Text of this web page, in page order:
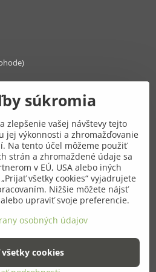
aj na sieťach
kategórie
Copyright
ochrany osobných údajov
súkromia
zlepšenie vašej návštevy tejto
jej výkonnosti a zhromažďovanie
Na tento účel môžeme použiť
strán a zhromaždené údaje sa
v EÚ, USA alebo iných
všetky cookies“ vyjadrujete
Nižšie môžete nájsť
upraviť svoje preferencie.
osobných údajov
cookies